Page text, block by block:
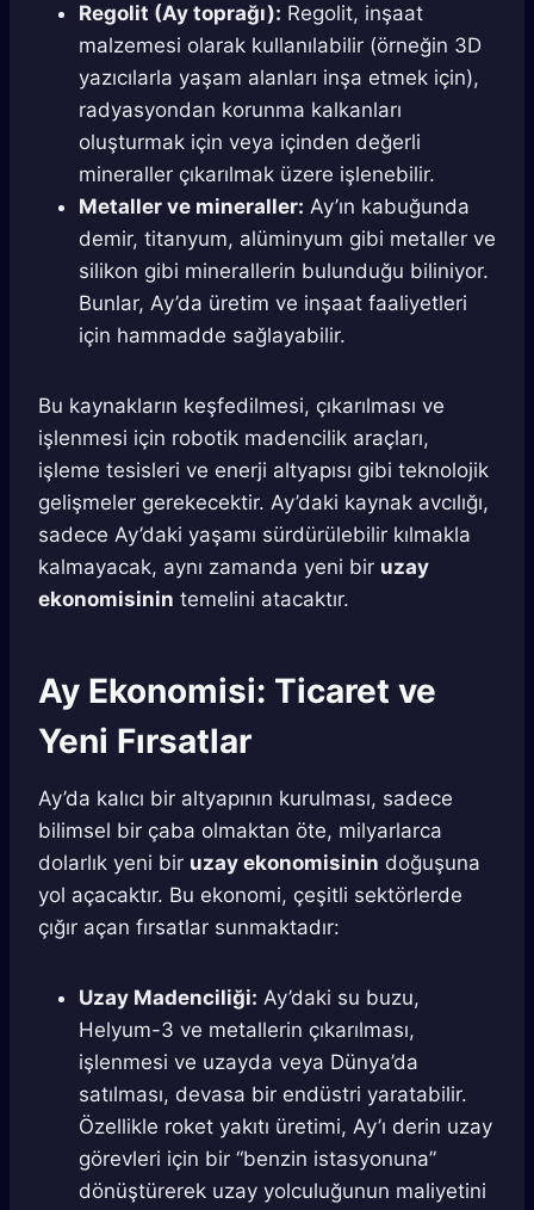
Regolit (Ay toprağı): Regolit, inşaat
malzemesi olarak kullanılabilir (örneğin 3D
yazıcılarla yaşam alanları inşa etmek için),
radyasyondan korunma kalkanları
oluşturmak için veya içinden değerli
mineraller çıkarılmak üzere işlenebilir.
Metaller ve mineraller: Ay’ın kabuğunda
demir, titanyum, alüminyum gibi metaller ve
silikon gibi minerallerin bulunduğu biliniyor.
Bunlar, Ay’da üretim ve inşaat faaliyetleri
için hammadde sağlayabilir.
Bu kaynakların keşfedilmesi, çıkarılması ve
işlenmesi için robotik madencilik araçları,
işleme tesisleri ve enerji altyapısı gibi teknolojik
gelişmeler gerekecektir. Ay’daki kaynak avcılığı,
sadece Ay’daki yaşamı sürdürülebilir kılmakla
kalmayacak, aynı zamanda yeni bir uzay
ekonomisinin temelini atacaktır.
Ay Ekonomisi: Ticaret ve
Yeni Fırsatlar
Ay’da kalıcı bir altyapının kurulması, sadece
bilimsel bir çaba olmaktan öte, milyarlarca
dolarlık yeni bir uzay ekonomisinin doğuşuna
yol açacaktır. Bu ekonomi, çeşitli sektörlerde
çığır açan fırsatlar sunmaktadır:
Uzay Madenciliği: Ay’daki su buzu,
Helyum-3 ve metallerin çıkarılması,
işlenmesi ve uzayda veya Dünya’da
satılması, devasa bir endüstri yaratabilir.
Özellikle roket yakıtı üretimi, Ay’ı derin uzay
görevleri için bir “benzin istasyonuna”
dönüştürerek uzay yolculuğunun maliyetini